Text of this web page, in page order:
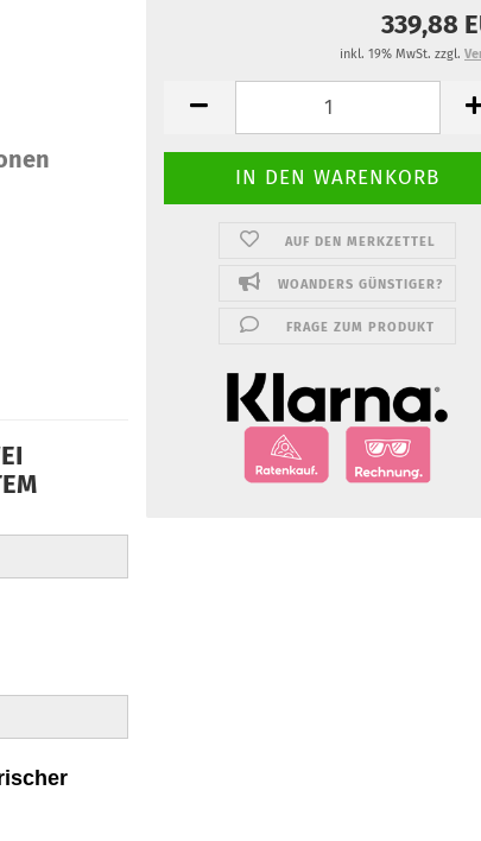
339,88
inkl. 19% MwSt. zzgl.
AUF DEN MERKZETTEL
WOANDERS GÜNSTIGER?
FRAGE ZUM PRODUKT